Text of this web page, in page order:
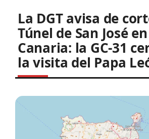
La DGT avisa de
Túnel de San José
Canaria: la GC-31
la visita del Papa